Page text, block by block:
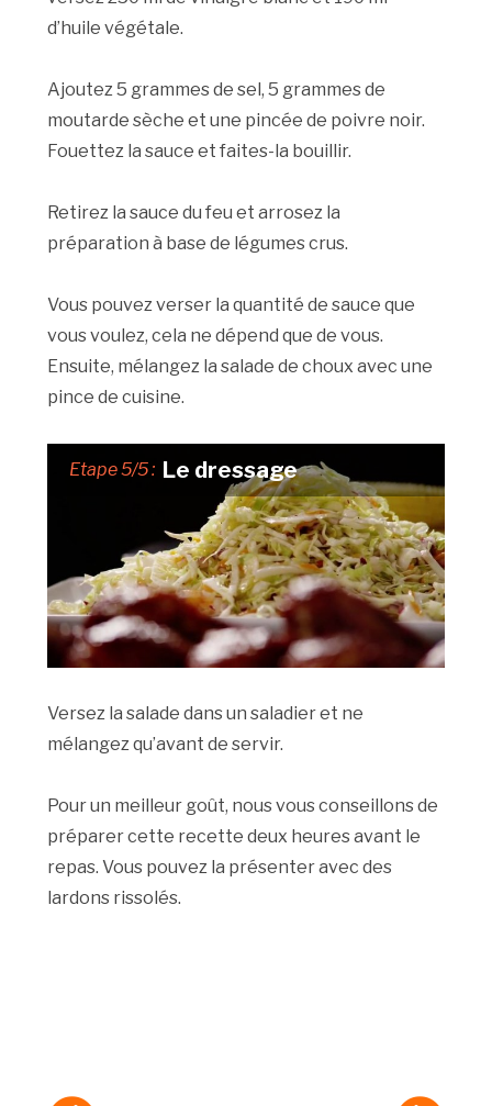
d’huile végétale.
Ajoutez 5 grammes de sel, 5 grammes de
moutarde sèche et une pincée de poivre noir.
Fouettez la sauce et faites-la bouillir.
Retirez la sauce du feu et arrosez la
préparation à base de légumes crus.
Vous pouvez verser la quantité de sauce que
vous voulez, cela ne dépend que de vous.
Ensuite, mélangez la salade de choux avec une
pince de cuisine.
Etape 5/5 : Le dressage
Versez la salade dans un saladier et ne
mélangez qu’avant de servir.
Pour un meilleur goût, nous vous conseillons de
préparer cette recette deux heures avant le
repas. Vous pouvez la présenter avec des
lardons rissolés.